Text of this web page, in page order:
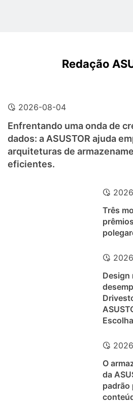
Redação
2026-08-04
Enfrentando uma onda de
dados: a ASUSTOR ajuda
arquiteturas de
eficientes.
Três
Design
O
da
padrão